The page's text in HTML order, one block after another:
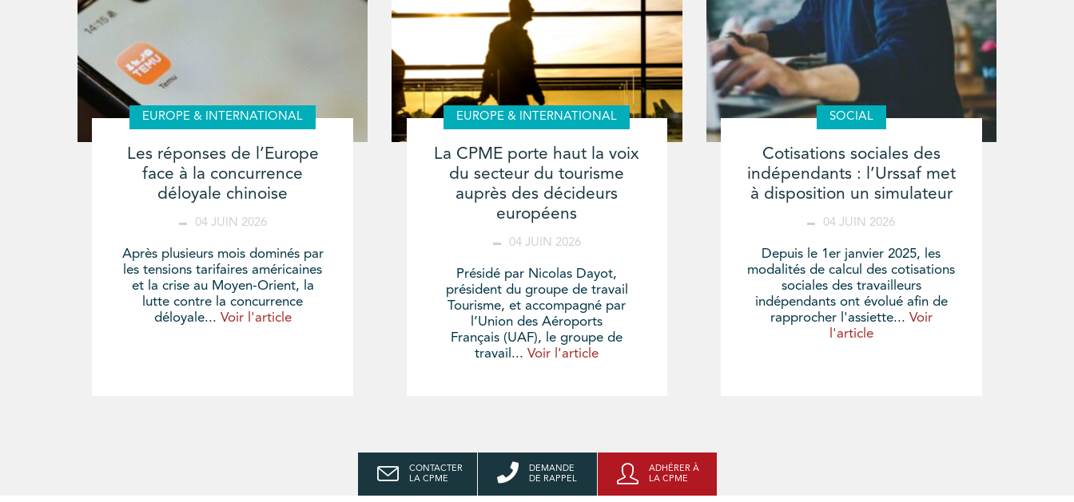
EUROPE & INTERNATIONAL
Les réponses de l’Europe
face à la concurrence
déloyale chinoise
04 JUIN 2026
Après plusieurs mois dominés par
les tensions tarifaires américaines
et la crise au Moyen-Orient, la
lutte contre la concurrence
déloyale... Voir l'article
EUROPE & INTERNATIONAL
La CPME porte haut la voix
du secteur du tourisme
auprès des décideurs
européens
04 JUIN 2026
Présidé par Nicolas Dayot,
président du groupe de travail
Tourisme, et accompagné par
l’Union des Aéroports
Français (UAF), le groupe de
travail...Voir l'article
SOCIAL
Cotisations sociales des
indépendants : l’Urssaf met
à disposition un simulateur
04 JUIN 2026
Depuis le 1er janvier 2025, les
modalités de calcul des cotisations
sociales des travailleurs
indépendants ont évolué afin de
rapprocher l'assiette... Voir
l'article
CONTACTER
LA CPME
DEMANDE
DE RAPPEL
ADHÉRER À
LA CPME